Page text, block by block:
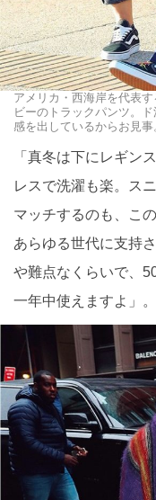
アメリカ・西海岸を代表
ビーのトラックパンツ。
感を出しているからお見
「真冬は下にレギン
レスで洗濯も楽。ス
マッチするのも、こ
あらゆる世代に支持
や難点なくらいで、
一年中使えますよ」。